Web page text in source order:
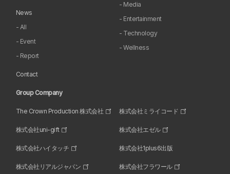
News
- All
- Event
- Report
Contact
- Media
- Entertainment
- Technology
- Wellness
Group Company
The Crown Production 株式会社
株式会社uni-gift
株式会社ハイタッチ
株式会社リアルジャパン
株式会社ミライコード
株式会社エゼル
株式会社1plus6出版
株式会社フラワール